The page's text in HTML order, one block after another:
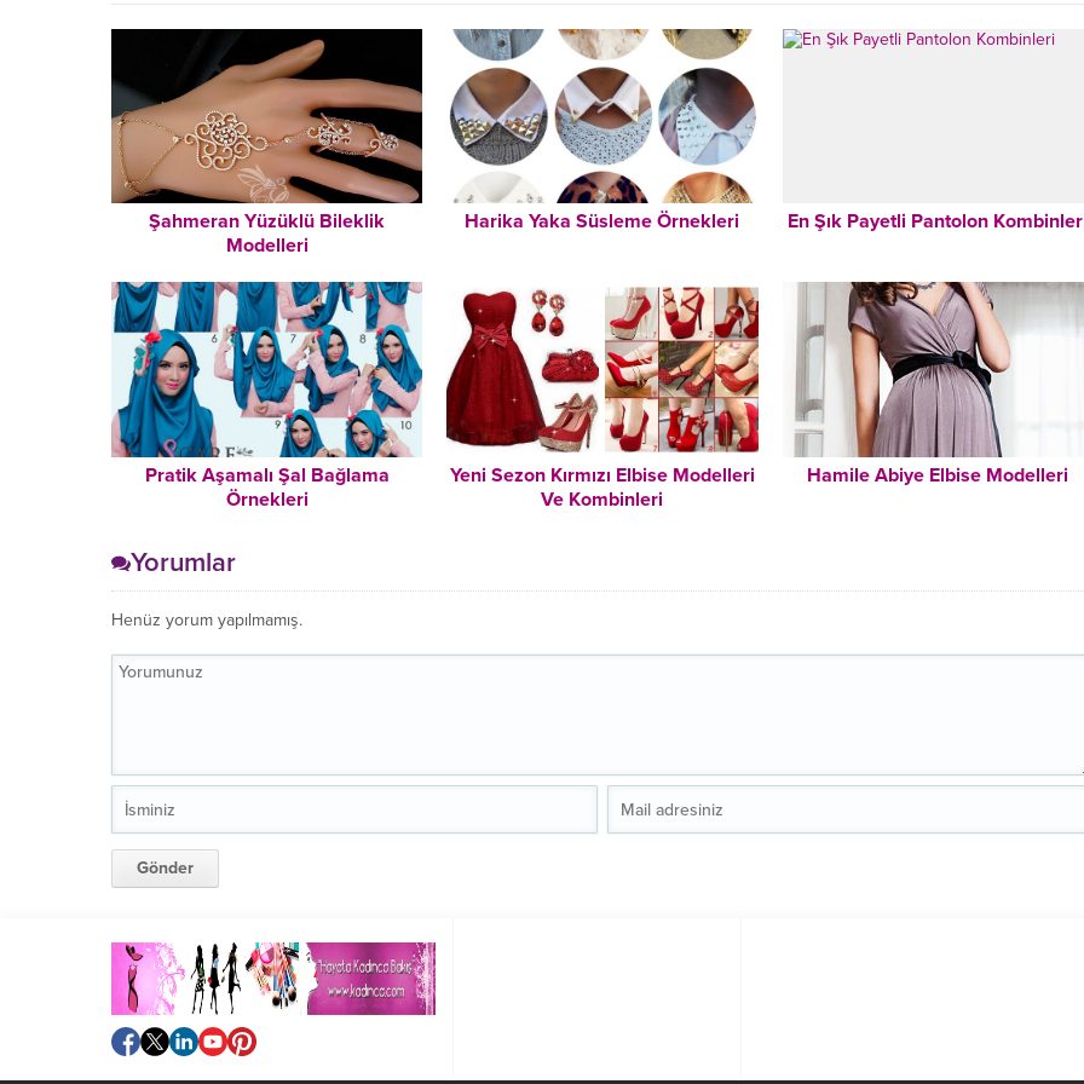
Şahmeran Yüzüklü Bileklik
Modelleri
Harika Yaka Süsleme Örnekleri En Şık Payetli Pantolon
Pratik Aşamalı Şal Bağlama
Örnekleri
Yeni Sezon Kırmızı Elbise Modelleri
Ve Kombinleri
Hamile Abiye Elbise Modelleri
Yorumlar
Henüz yorum yapılmamış.